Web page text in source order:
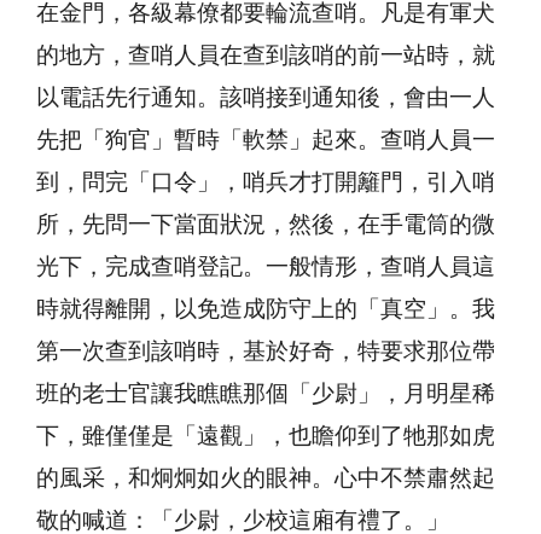
在金門，各級幕僚都要輪流查哨。凡是有軍犬
的地方，查哨人員在查到該哨的前一站時，就
以電話先行通知。該哨接到通知後，會由一人
先把「狗官」暫時「軟禁」起來。查哨人員一
到，問完「口令」，哨兵才打開籬門，引入哨
所，先問一下當面狀況，然後，在手電筒的微
光下，完成查哨登記。一般情形，查哨人員這
時就得離開，以免造成防守上的「真空」。我
第一次查到該哨時，基於好奇，特要求那位帶
班的老士官讓我瞧瞧那個「少尉」，月明星稀
下，雖僅僅是「遠觀」，也瞻仰到了牠那如虎
的風采，和炯炯如火的眼神。心中不禁肅然起
敬的喊道：「少尉，少校這廂有禮了。」